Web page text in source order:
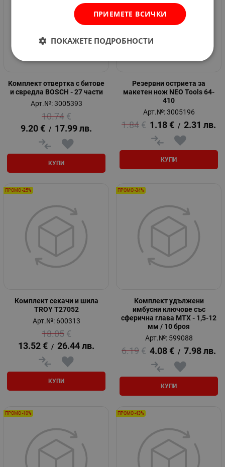
Комплект отвертка с битове
и свредла BOSCH - 27 части
Арт.№: 3005393
10.74 €
9.20 € / 17.99 лв.
КУПИ
Резервни остриета за
макетен нож NEO Tools 64-
410
Арт.№: 3005196
1.84 € 1.18 € / 2.31 лв.
КУПИ
Комплект секачи и шила
TROY T27052
Арт.№: 600313
18.05 €
13.52 € / 26.44 лв.
КУПИ
ПРОМО -25%
Комплект удължени
имбусни ключове със
сферична глава MTX - 1,5-12
мм / 10 броя
Арт.№: 599088
6.19 € 4.08 € / 7.98 лв.
КУПИ
ПРОМО -34%
ПРОМО -10% ПРОМО -43%
ПРИЕМЕТЕ ВСИЧКИ
ПОКАЖЕТЕ ПОДРОБНОСТИ